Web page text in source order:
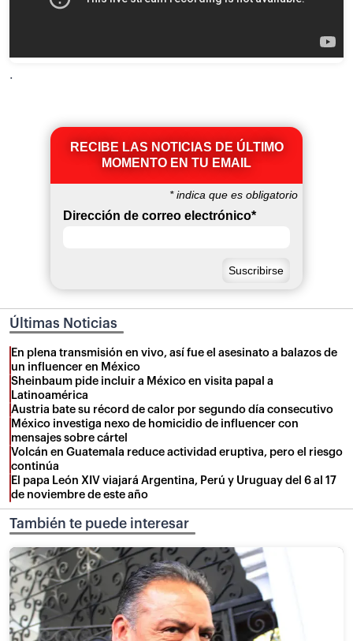
.
RECIBE LAS NOTICIAS DE ÚLTIMO
MOMENTO EN TU EMAIL
*indica que es obligatorio
Dirección de correo electrónico*
Últimas Noticias
En plena transmisión en vivo, así fue el asesinato a balazos de
un influencer en México
Sheinbaum pide incluir a México en visita papal a
Latinoamérica
Austria bate su récord de calor por segundo día consecutivo
México investiga nexo de homicidio de influencer con
mensajes sobre cártel
Volcán en Guatemala reduce actividad eruptiva, pero el riesgo
continúa
El papa León XIV viajará Argentina, Perú y Uruguay del 6 al 17
de noviembre de este año
También te puede interesar